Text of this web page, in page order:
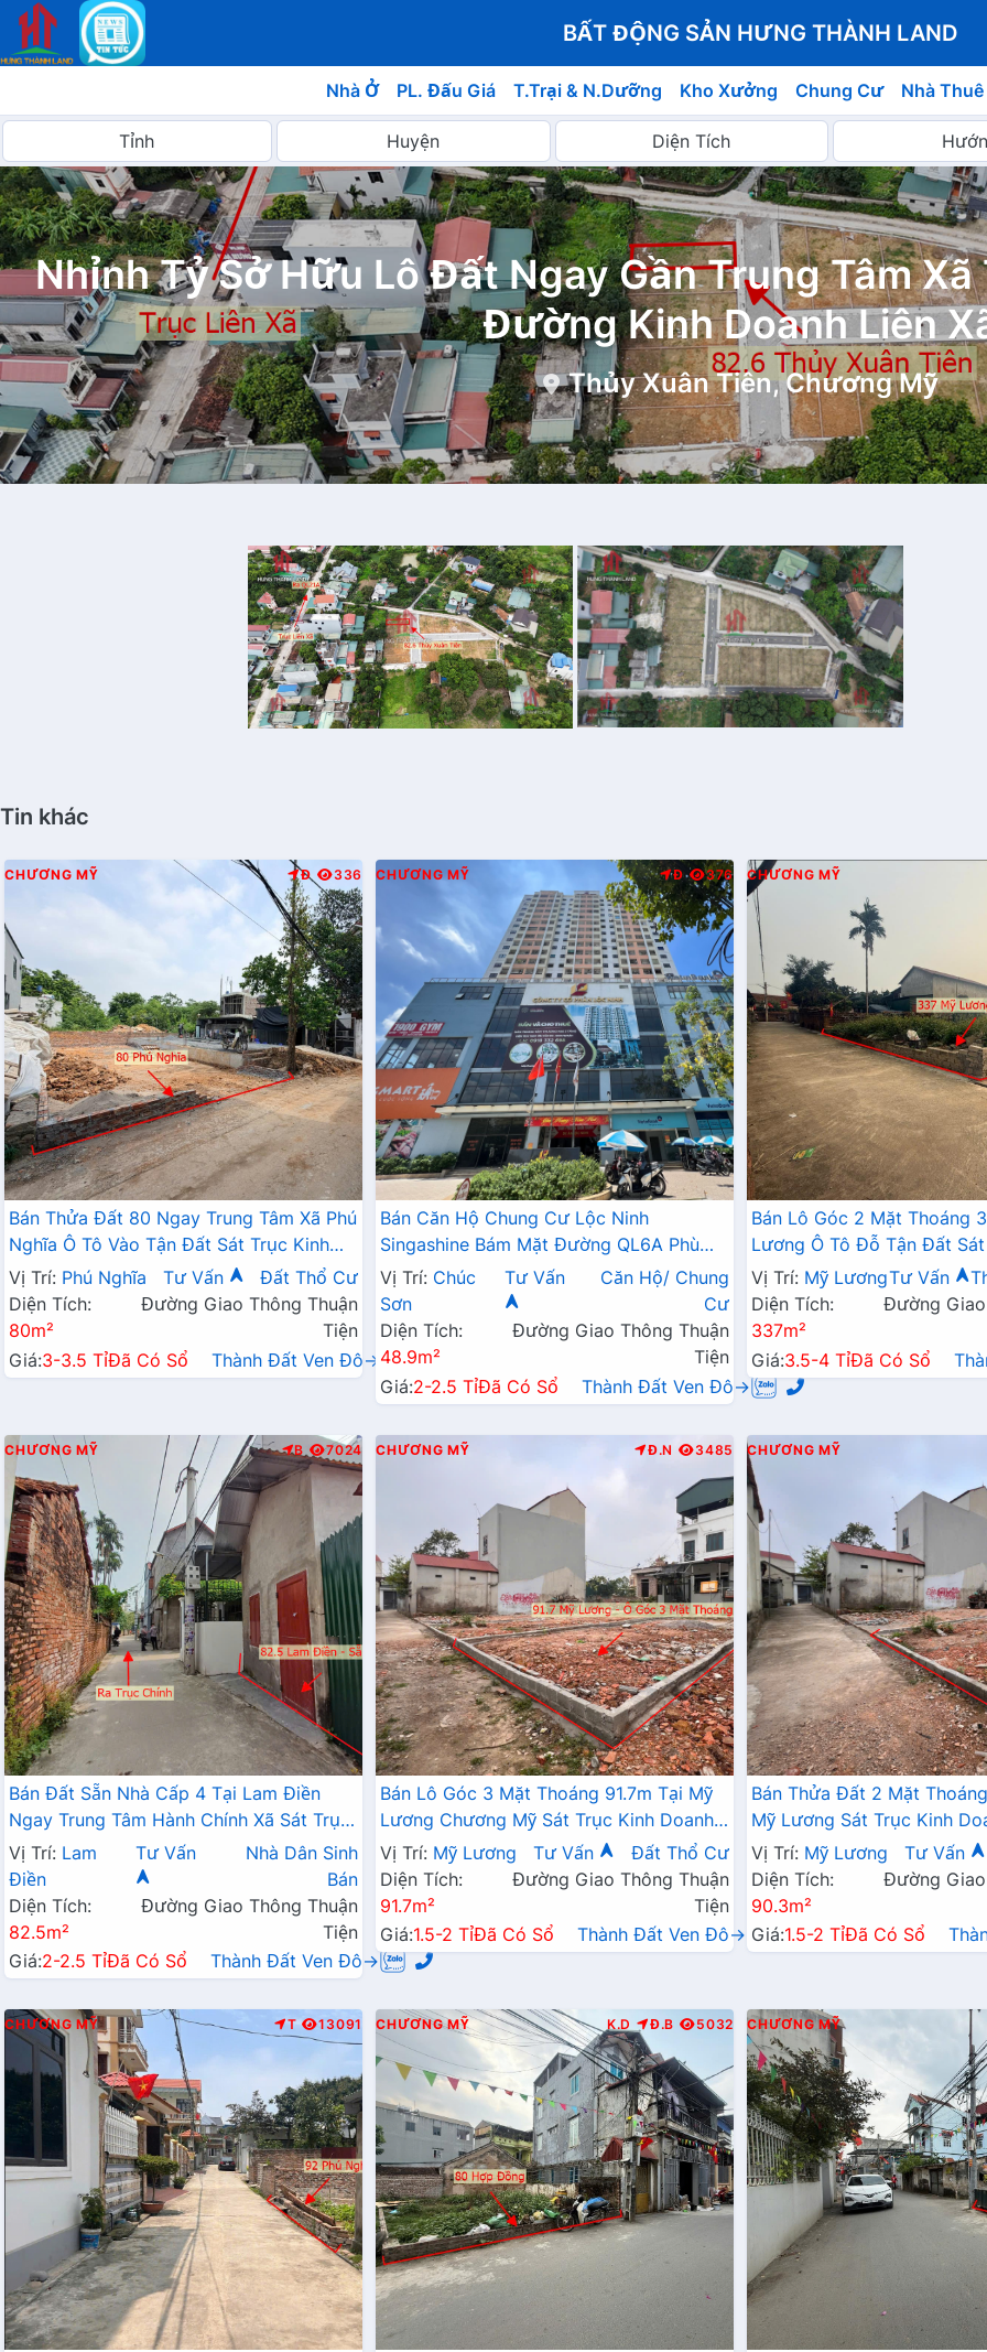
BẤT ĐỘNG SẢN HƯNG THÀNH LAND
Nhà Ở PL. Đấu Giá T.Trại & N.Dưỡng Kho Xưởng Chung Cư Nhà Thuê
Nhỉnh Tỷ Sở Hữu Lô Đất Ngay Gần Trung Tâm
Đường Kinh Doanh Liên
Thủy Xuân Tiên, Chương Mỹ
Tin khác
CHƯƠNG MỸ Đ 336
Bán Thửa Đất 80 Ngay Trung Tâm Xã Phú
Nghĩa Ô Tô Vào Tận Đất Sát Trục Kinh
Doanh Gần KCN Phú Nghĩa
Vị Trí: Phú Nghĩa Tư Vấn
Đất Thổ Cư
Diện Tích:
80m²
Đường Giao Thông Thuận
Tiện
Giá:3-3.5 TỉĐã Có Sổ Thành Đất Ven Đô→
CHƯƠNG MỸ Đ 376
Bán Căn Hộ Chung Cư Lộc Ninh
Singashine Bám Mặt Đường QL6A Phù
Hợp Cho Hộ Gia Đình Định Cư Lâu Dài
Vị Trí: Chúc
Sơn
Tư Vấn
Căn Hộ/ Chung
Cư
Diện Tích:
48.9m²
Đường Giao Thông Thuận
Tiện
Giá:2-2.5 TỉĐã Có Sổ Thành Đất Ven Đô→
CHƯƠNG MỸ
Bán Lô Góc 2 Mặt Thoáng
Lương Ô Tô Đỗ Tận Đất
Kinh Doanh Liên Xã
Vị Trí: Mỹ LươngTư Vấn
Diện Tích:
337m²
Đường
Giá:3.5-4 TỉĐã Có Sổ
CHƯƠNG MỸ B 7024
Bán Đất Sẵn Nhà Cấp 4 Tại Lam Điền
Ngay Trung Tâm Hành Chính Xã Sát Trục
Kinh Doanh Giá Chỉ Hơn 2 Tỷ
Vị Trí: Lam
Điền
Tư Vấn
Nhà Dân Sinh
Bán
Diện Tích:
82.5m²
Đường Giao Thông Thuận
Tiện
Giá:2-2.5 TỉĐã Có Sổ Thành Đất Ven Đô→
CHƯƠNG MỸ Đ.N 3485
Bán Lô Góc 3 Mặt Thoáng 91.7m Tại Mỹ
Lương Chương Mỹ Sát Trục Kinh Doanh -
Đất Phân Lô Mỹ Lương Chương Mỹ
Vị Trí: Mỹ Lương Tư Vấn
Đất Thổ Cư
Diện Tích:
91.7m²
Đường Giao Thông Thuận
Tiện
Giá:1.5-2 TỉĐã Có Sổ Thành Đất Ven Đô→
CHƯƠNG MỸ
Bán Thửa Đất 2 Mặt
Mỹ Lương Sát Trục Kinh
Giá Chỉ Hơn Tỷ
Vị Trí: Mỹ Lương Tư Vấn
Diện Tích:
90.3m²
Đường
Giá:1.5-2 TỉĐã Có Sổ
CHƯƠNG MỸ T 13091 CHƯƠNG MỸ K.D Đ.B 5032 CHƯƠNG MỸ